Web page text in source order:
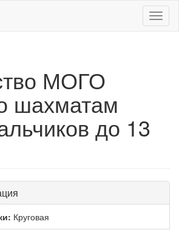
МОГО
шахматам
до 13
Круговая